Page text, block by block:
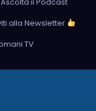
alla Newsletter
TV